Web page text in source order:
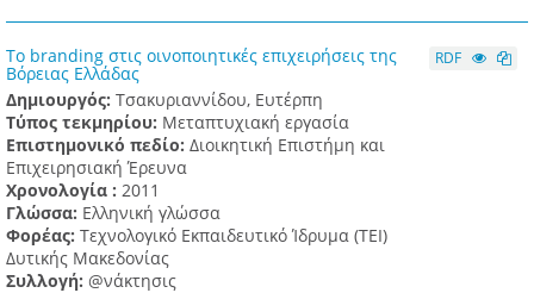
Το branding στις οινοποιητικές επιχειρήσεις της
Βόρειας Ελλάδας
Δημιουργός: Τσακυριαννίδου, Ευτέρπη
Τύπος τεκμηρίου: Μεταπτυχιακή εργασία
Επιστημονικό πεδίο: Διοικητική Επιστήμη και
Επιχειρησιακή Έρευνα
Χρονολογία : 2011
Γλώσσα: Ελληνική γλώσσα
Φορέας: Τεχνολογικό Εκπαιδευτικό Ίδρυμα (ΤΕΙ)
Δυτικής Μακεδονίας
Συλλογή: @νάκτησις
RDF